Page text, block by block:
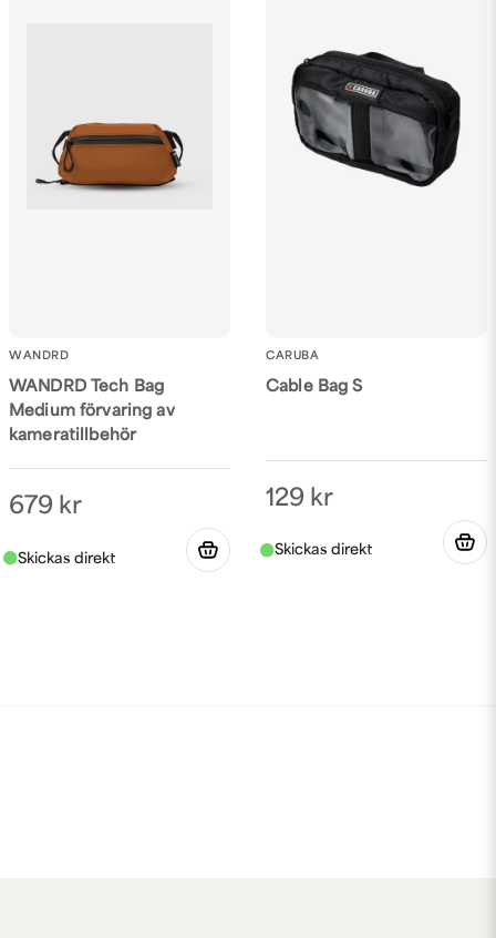
WANDRD
WANDRD Tech Bag
Medium förvaring av
kameratillbehör
679 kr
CARUBA
Cable Bag S
129 kr